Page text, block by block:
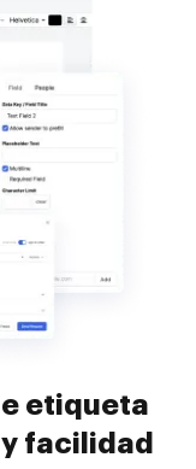
etiqueta
facilidad